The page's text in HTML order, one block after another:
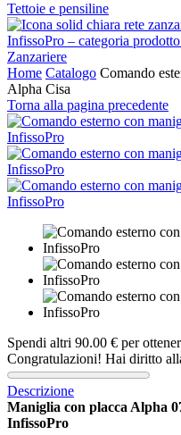
Tettoie e pensiline
Zanzariere
Home Catalogo Comando
Alpha Cisa
Torna alla pagina precedente
Spendi altri 90.00 € per
Congratulazioni! Hai diritto
Descrizione
Maniglia con placca Alpha
InfissoPro